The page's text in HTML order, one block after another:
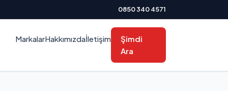
0850 340 4571
MarkalarHakkımızdaİletişim
Şimdi
Ara